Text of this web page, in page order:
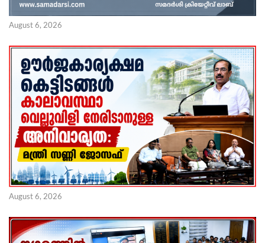
August 6, 2026
August 6, 2026